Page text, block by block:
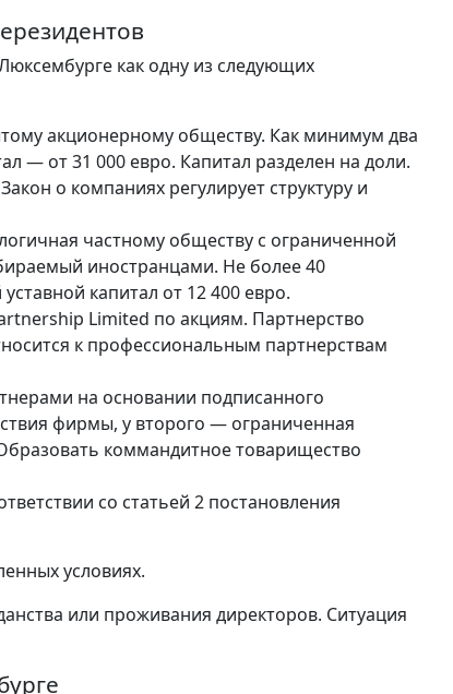
как одну из следующих
акционерному обществу. Как минимум два
— от 31 000 евро. Капитал разделен на доли.
о компаниях регулирует структуру и
частному обществу с ограниченной
иностранцами. Не более 40
капитал от 12 400 евро.
Limited по акциям. Партнерство
к профессиональным партнерствам
на основании подписанного
фирмы, у второго — ограниченная
коммандитное товарищество
со статьей 2 постановления
условиях.
или проживания директоров. Ситуация